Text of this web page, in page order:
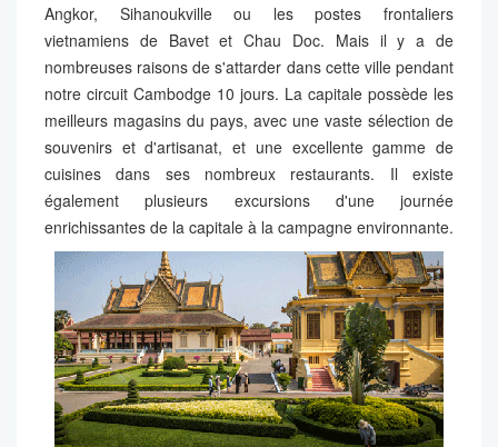
Angkor, Sihanoukville ou les postes frontaliers
vietnamiens de Bavet et Chau Doc. Mais il y a de
nombreuses raisons de s'attarder dans cette ville pendant
notre circuit Cambodge 10 jours. La capitale possède les
meilleurs magasins du pays, avec une vaste sélection de
souvenirs et d'artisanat, et une excellente gamme de
cuisines dans ses nombreux restaurants. Il existe
également plusieurs excursions d'une journée
enrichissantes de la capitale à la campagne environnante.